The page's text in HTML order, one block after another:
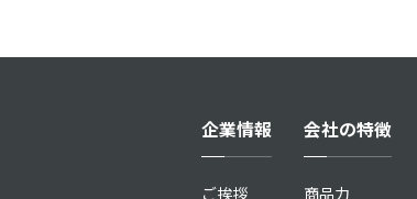
企業情報
ご挨拶
会社の特徴
商品力